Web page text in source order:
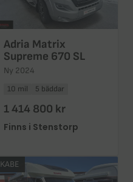
Adria Matrix
Supreme 670 SL
Ny 2024
10 mil 5 bäddar
1 414 800 kr
Finns i Stenstorp
KABE